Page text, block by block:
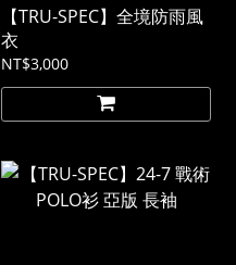
【TRU-SPEC】全境防雨風
衣
NT$3,000